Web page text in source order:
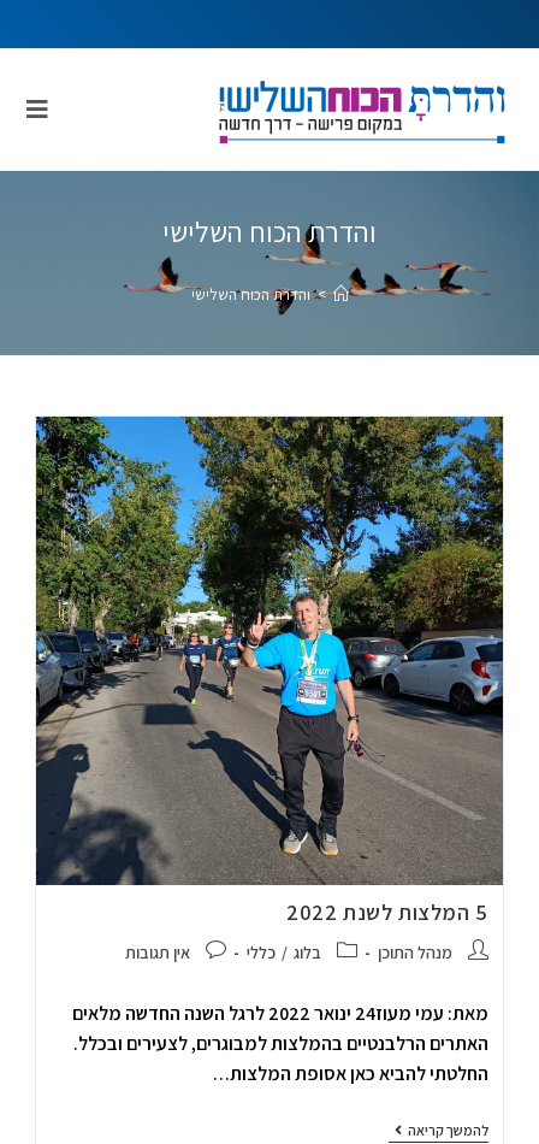
והדרת הכוח השלישי
> והדרת הכוח השלישי
5 המלצות לשנת 2022
מנהל התוכן בלוג / כללי אין תגובות
מאת: עמי מעוז24 ינואר 2022 לרגל השנה החדשה מלאים
האתרים הרלבנטיים בהמלצות למבוגרים, לצעירים ובכלל.
החלטתי להביא כאן אסופת המלצות…
להמשך קריאה